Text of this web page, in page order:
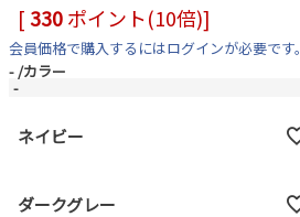
[330ポイント(10倍)]
会員価格で購入するにはログインが必要です。
- カラー
-
ネイビー
ダークグレー